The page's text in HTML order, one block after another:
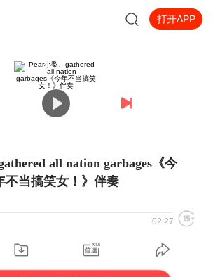
打开APP
all nation garbages《今
不当搞笑女！》伴奏
02:27